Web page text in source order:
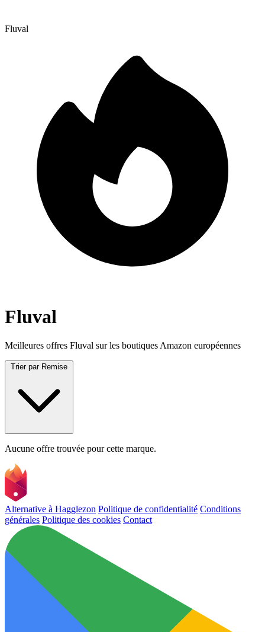
Fluval
Fluval
Meilleures offres Fluval sur les boutiques Amazon européennes
Trier par Remise
Aucune offre trouvée pour cette marque.
Alternative à Hagglezon Politique de confidentialité Conditions
générales Politique des cookies Contact